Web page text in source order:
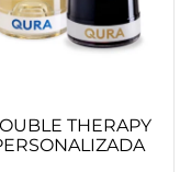
THERAPY